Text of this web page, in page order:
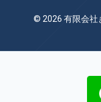
© 2026 有限会社